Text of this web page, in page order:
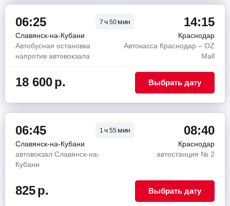
06:25 7ч 50 мин 14:15
Славянск-на-Кубани
Краснодар
Автобусная остановка
напротив автовокзала
Автокасса Краснодар – OZ
Mall
18 600р. Выбрать дату
06:45 1ч 55 мин 08:40
Славянск-на-Кубани
Краснодар
автовокзал Славянск-на-
Кубани
автостанция № 2
825р. Выбрать дату